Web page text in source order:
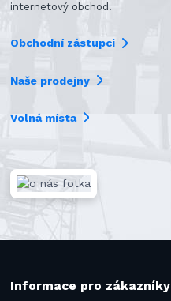
internetový obchod.
Obchodní zástupci
Naše prodejny
Volná místa
Informace pro zákazníky